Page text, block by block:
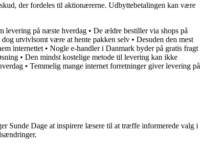
der fordeles til aktionærerne. Udbyttebetalingen kan være
levering på næste hverdag • De ældre bestiller via shops på
utvivlsomt være at hente pakken selv • Desuden den mest
internettet • Nogle e-handler i Danmark byder på gratis fragt
• Den mindst kostelige metode til levering kan ikke
• Temmelig mange internet forretninger giver levering på
Sunde Dage at inspirere læsere til at træffe informerede valg i